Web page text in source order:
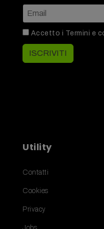
Accetto i Termini e
ISCRIVITI
Utility
Contatti
Cookies
Privacy